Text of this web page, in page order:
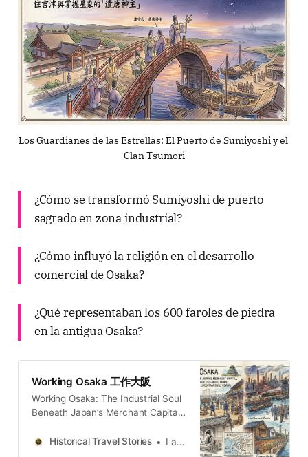
Los Guardianes de las Estrellas: El Puerto de Sumiyoshi y el
Clan Tsumori
¿Cómo se transformó Sumiyoshi de puerto
sagrado en zona industrial?
¿Cómo influyó la religión en el desarrollo
comercial de Osaka?
¿Qué representaban los 600 faroles de piedra
en la antigua Osaka?
Working Osaka 工作大阪
Working Osaka: The Industrial Soul
Beneath Japan’s Merchant Capita,
Labor, Trade, Industry and the
Historical Travel Stories Lawrence